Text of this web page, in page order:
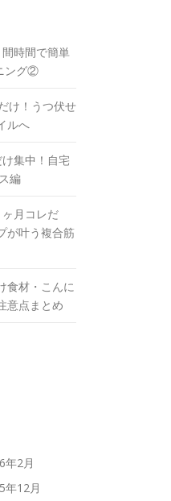
時間で簡単
ング②
け！うつ伏せ
ルへ
集中！自宅
編
ヶ月コレだ
が叶う複合筋
食材・こんに
意点まとめ
年2月
年12月